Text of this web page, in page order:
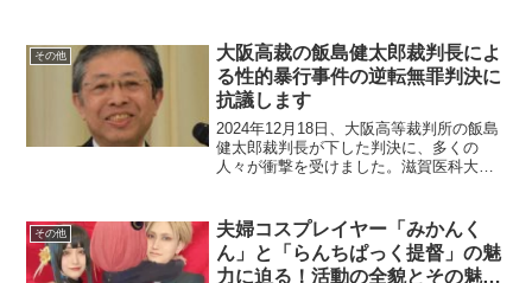
ます。本記事では、ジャスティン・サン
氏の資産総額やその内訳、投資戦...
その他
大阪高裁の飯島健太郎裁判長によ
る性的暴行事件の逆転無罪判決に
抗議します
2024年12月18日、大阪高等裁判所の飯島
健太郎裁判長が下した判決に、多くの
人々が衝撃を受けました。滋賀医科大学
控訴審では無罪判決が言い渡されまし
た。この判決をめぐ...
その他
夫婦コスプレイヤー「みかんく
ん」と「らんちぱっく提督」の魅
力に迫る！活動の全貌とその魅力